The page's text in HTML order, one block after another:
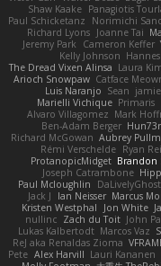
Shaw Kaake Panagiotis
Paul Schicketanz
Norimichi
Richard Lyons Joanne Tai
Jeremy Park
Cameron Keffer
Kelly Johnson
The Dread Vixen Alinsa Laura
Arioch Snowpaw Catface
Luis Naranjo Sean
Marielli Vichique Primaris
Alvaro Villagomez Mark
Ben-Adam Berger
Richard McGowan Aubrey
Rémi Verschelde Ryan
ProtanopicMidget Brandon
Joseph Catrambone
Paul Mcloughlin
DaLivelyGhost
Jack J
Ian Neisser Marcus
Kristen Westphal
Jon White
nullinc Zach du Toit John
Lukas Kalbertodt Marcos Vaz
ReJ aka Renaldas Zioma
Pete Alex Harvill Lauri Kananen